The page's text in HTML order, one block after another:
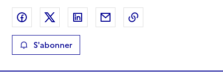
Partager sur Facebook
Partager sur XPartager sur LinkedIn
Partager par email
S'abonner